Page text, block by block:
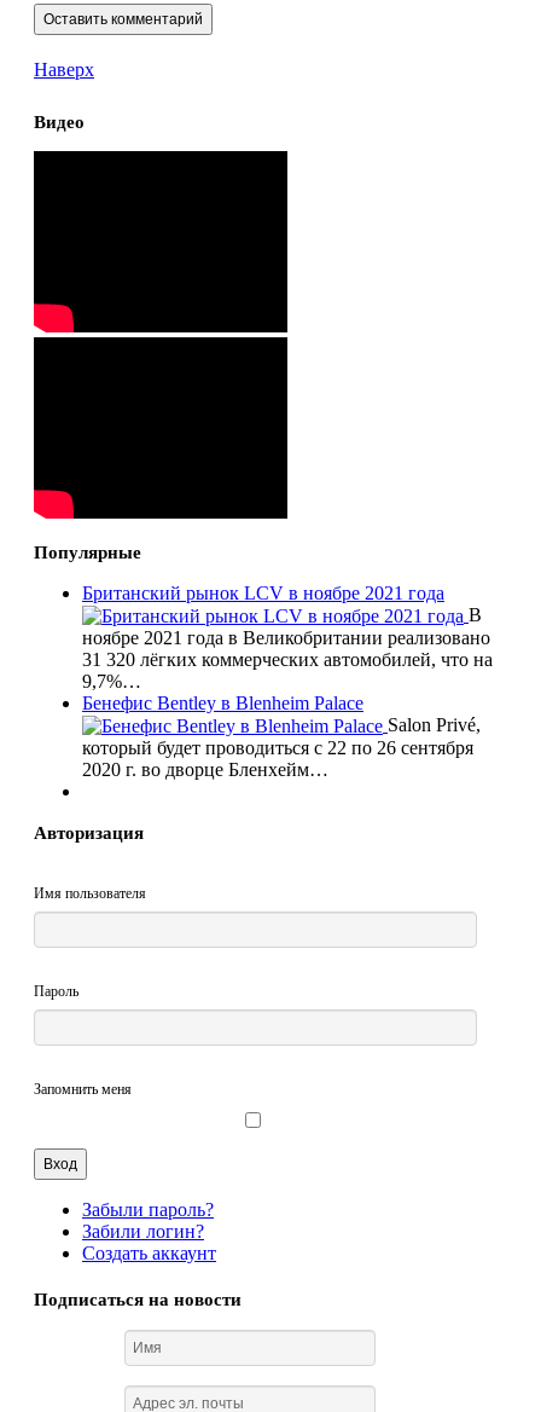
Наверх
Видео
Популярные
Британский рынок LCV в ноябре 2021 года
В
ноябре 2021 года в Великобритании реализовано
31 320 лёгких коммерческих автомобилей, что на
9,7%…
Бенефис Bentley в Blenheim Palace
Salon Privé,
который будет проводиться с 22 по 26 сентября
2020 г. во дворце Бленхейм…
Авторизация
Имя пользователя
Пароль
Запомнить меня
Забыли пароль?
Забили логин?
Создать аккаунт
Подписаться на новости